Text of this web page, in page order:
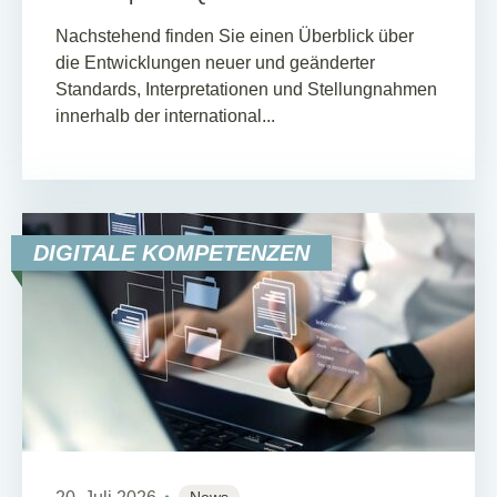
Nachstehend finden Sie einen Überblick über
die Entwicklungen neuer und geänderter
Standards, Interpretationen und Stellungnahmen
innerhalb der international...
DIGITALE KOMPETENZEN